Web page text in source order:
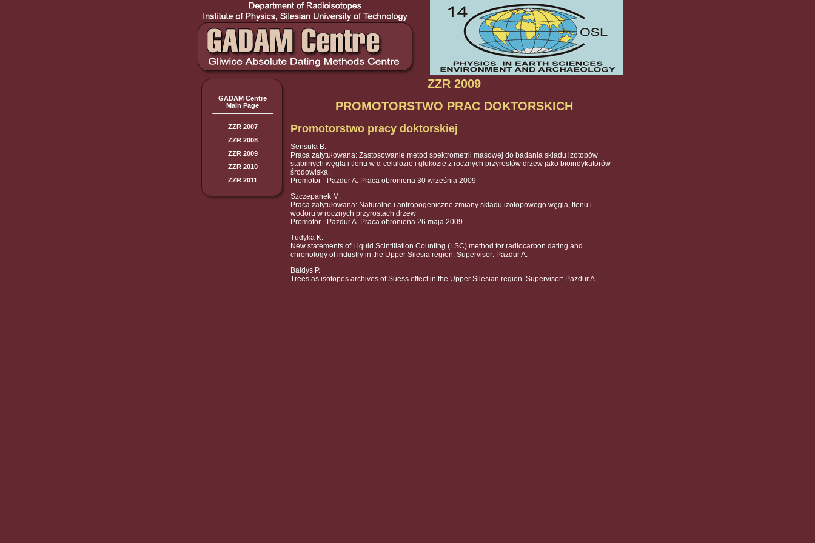
GADAM Centre
Main Page
ZZR 2007
ZZR 2008
ZZR 2009
ZZR 2010
ZZR 2011
ZZR 2009
PROMOTORSTWO PRAC DOKTORSKICH
Promotorstwo pracy doktorskiej
Sensuła B.
Praca zatytułowana: Zastosowanie metod spektrometrii masowej do badania składu izotopów
stabilnych węgla i tlenu w α-celulozie i glukozie z rocznych przyrostów drzew jako bioindykatorów
środowiska.
Promotor - Pazdur A. Praca obroniona 30 września 2009
Szczepanek M.
Praca zatytułowana: Naturalne i antropogeniczne zmiany składu izotopowego węgla, tlenu i
wodoru w rocznych przyrostach drzew
Promotor - Pazdur A. Praca obroniona 26 maja 2009
Tudyka K.
New statements of Liquid Scintillation Counting (LSC) method for radiocarbon dating and
chronology of industry in the Upper Silesia region. Supervisor: Pazdur A.
Bałdys P.
Trees as isotopes archives of Suess effect in the Upper Silesian region. Supervisor: Pazdur A.